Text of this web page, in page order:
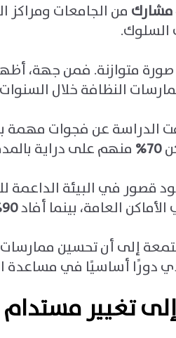
مشارك من الجامعات
السلوك.
صورة متوازنة. فمن جهة،
النظافة خلال السنوات
عن فجوات مهمة
70% منهم على دراية
قصور في البيئة
العامة، بينما أفاد90%
إلى أن تحسين ممارسات
دورًا أساسيًا في مساعدة
إلى تغيير مستدام